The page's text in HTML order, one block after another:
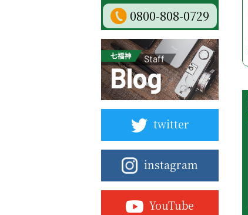
0800-808-0729
twitter
instagram
YouTube